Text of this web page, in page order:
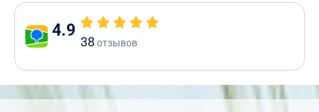
4.9
38 отзывов